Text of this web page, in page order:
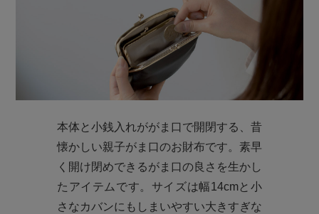
本体と小銭入れががま口で開閉する、昔
懐かしい親子がま口のお財布です。素早
く開け閉めできるがま口の良さを生かし
たアイテムです。サイズは幅14cmと小
さなカバンにもしまいやすい大きすぎな